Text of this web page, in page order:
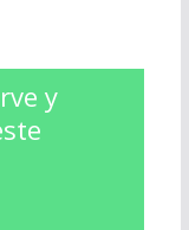
y